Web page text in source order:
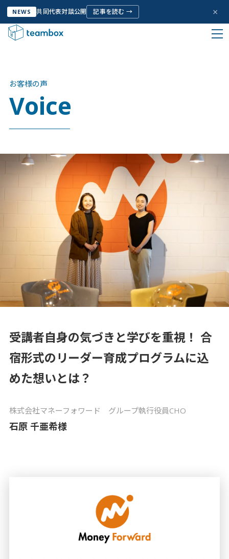
NEWS 共同代表対談公開 記事を読む → ×
私たちについて
Company Info
お客様の声
Voice
お知らせ
News
お問い合わせ
HOME お客様の声
お客様の声
Voice
受講者自身の気づきと学びを重視！ 合
宿形式のリーダー育成プログラムに込
めた想いとは？
株式会社マネーフォワード グループ執行役員CHO
石原 千亜希様